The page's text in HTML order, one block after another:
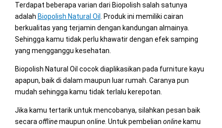
Terdapat beberapa varian dari Biopolish salah satunya
adalah Biopolish Natural Oil
. Produk ini memiliki cairan
berkualitas yang terjamin dengan kandungan almainya.
Sehingga kamu tidak perlu khawatir dengan efek samping
yang mengganggu kesehatan.
Biopolish Natural Oil cocok diaplikasikan pada furniture kayu
apapun, baik di dalam maupun luar rumah. Caranya pun
mudah sehingga kamu tidak terlalu kerepotan.
Jika kamu tertarik untuk mencobanya, silahkan pesan baik
secara offlinemaupun online. Untuk pembelian onlinekamu